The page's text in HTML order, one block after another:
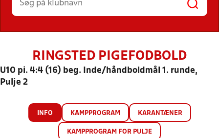
RINGSTED PIGEFODBOLD
U10 pi. 4:4 (16) beg. Inde/håndboldmål 1. runde,
Pulje 2
INFO KAMPPROGRAM KARANTÆNER
KAMPPROGRAM FOR PULJE